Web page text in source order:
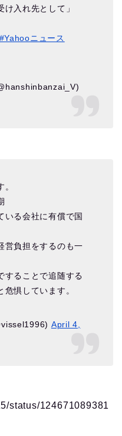
入れ先として」
#Yahooニュース
いる会社に有償で国
営負担をするのも一
することで追随する
惧しています。
April 4,
status/124671089381